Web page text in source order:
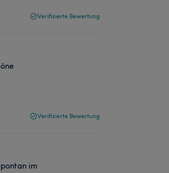
Verifizierte Bewertung
Verifizierte Bewertung
im